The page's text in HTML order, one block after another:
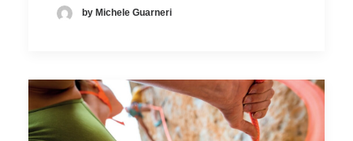
by Michele Guarneri